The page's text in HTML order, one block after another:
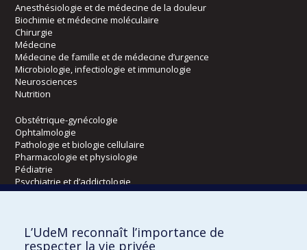
Anesthésiologie et de médecine de la douleur
Biochimie et médecine moléculaire
Chirurgie
Médecine
Médecine de famille et de médecine d’urgence
Microbiologie, infectiologie et immunologie
Neurosciences
Nutrition
Obstétrique-gynécologie
Ophtalmologie
Pathologie et biologie cellulaire
Pharmacologie et physiologie
Pédiatrie
Psychiatrie et d’addictologie
Radiologie, radio-oncologie et médecine nucléaire
Écoles
L’UdeM reconnaît l’importance de
respecter la vie privée